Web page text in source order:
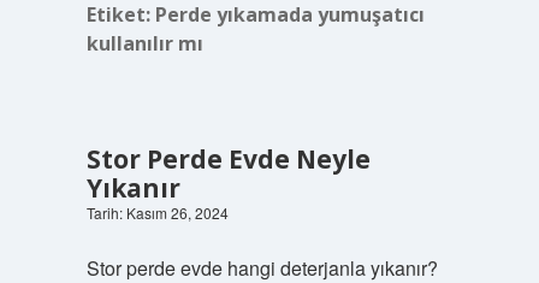
Etiket: Perde yıkamada yumuşatıcı
kullanılır mı
Stor Perde Evde Neyle
Yıkanır
Tarih: Kasım 26, 2024
Stor perde evde hangi deterjanla yıkanır?